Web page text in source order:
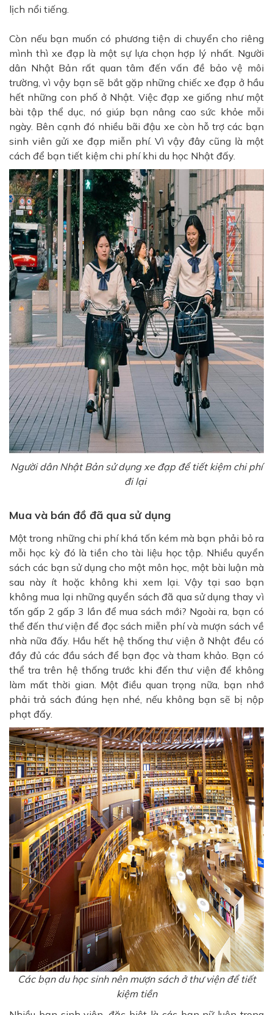
lịch nổi tiếng.
Còn nếu bạn muốn có phương tiện di chuyển cho riêng
mình thì xe đạp là một sự lựa chọn hợp lý nhất. Người
dân Nhật Bản rất quan tâm đến vấn đề bảo vệ môi
trường, vì vậy bạn sẽ bắt gặp những chiếc xe đạp ở hầu
hết những con phố ở Nhật. Việc đạp xe giống như một
bài tập thể dục, nó giúp bạn nâng cao sức khỏe mỗi
ngày. Bên cạnh đó nhiều bãi đậu xe còn hỗ trợ các bạn
sinh viên gửi xe đạp miễn phí. Vì vậy đây cũng là một
cách để bạn tiết kiệm chi phí khi du học Nhật đấy.
Người dân Nhật Bản sử dụng xe đạp để tiết kiệm chi phí
đi lại
Mua và bán đồ đã qua sử dụng
Một trong những chi phí khá tốn kém mà bạn phải bỏ ra
mỗi học kỳ đó là tiền cho tài liệu học tập. Nhiều quyển
sách các bạn sử dụng cho một môn học, một bài luận mà
sau này ít hoặc không khi xem lại. Vậy tại sao bạn
không mua lại những quyển sách đã qua sử dụng thay vì
tốn gấp 2 gấp 3 lần để mua sách mới? Ngoài ra, bạn có
thể đến thư viện để đọc sách miễn phí và mượn sách về
nhà nữa đấy. Hầu hết hệ thống thư viện ở Nhật đều có
đầy đủ các đầu sách để bạn đọc và tham khảo. Bạn có
thể tra trên hệ thống trước khi đến thư viện để không
làm mất thời gian. Một điều quan trọng nữa, bạn nhớ
phải trả sách đúng hẹn nhé, nếu không bạn sẽ bị nộp
phạt đấy.
Các bạn du học sinh nên mượn sách ở thư viện để tiết
kiệm tiền